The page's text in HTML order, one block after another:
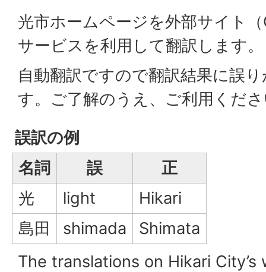
光市ホームページを外部サイト
サービスを利用して翻訳します。
自動翻訳ですので翻訳結果に誤
す。ご了解のうえ、ご利用くだ
誤訳の例
名詞
誤
正
光
light
Hikari
島田
shimada
Shimata
The translations on Hikari City’s